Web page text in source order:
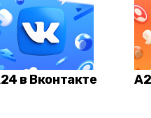
в Вконтакте